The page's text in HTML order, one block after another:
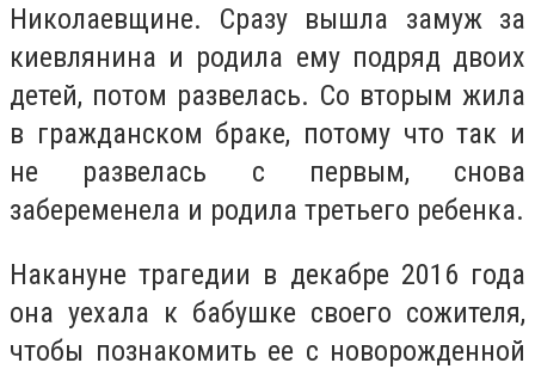
Николаевщине. Сразу вышла замуж за
киевлянина и родила ему подряд двоих
детей, потом развелась. Со вторым жила
в гражданском браке, потому что так и
не развелась с первым, снова
забеременела и родила третьего ребенка.
Накануне трагедии в декабре 2016 года
она уехала к бабушке своего сожителя,
чтобы познакомить ее с новорожденной